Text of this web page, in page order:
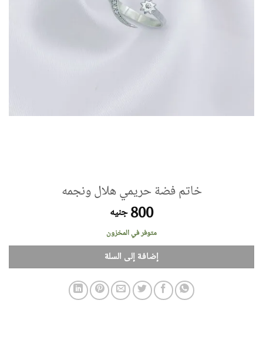
خاتم فضة حريمي هلال ونجمه
800 جنيه
متوفر في المخزون
إضافة إلى السلة